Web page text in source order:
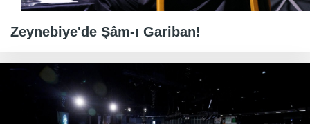
Zeynebiye'de Şâm-ı Gariban!